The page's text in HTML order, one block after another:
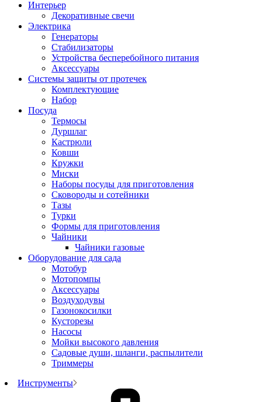
Интерьер
Декоративные свечи
Электрика
Генераторы
Стабилизаторы
Устройства бесперебойного питания
Аксессуары
Системы защиты от протечек
Комплектующие
Набор
Посуда
Термосы
Дуршлаг
Кастрюли
Ковши
Кружки
Миски
Наборы посуды для приготовления
Сковороды и сотейники
Тазы
Турки
Формы для приготовления
Чайники
Чайники газовые
Оборудование для сада
Мотобур
Мотопомпы
Аксессуары
Воздуходувы
Газонокосилки
Кусторезы
Насосы
Мойки высокого давления
Садовые души, шланги, распылители
Триммеры
Инструменты